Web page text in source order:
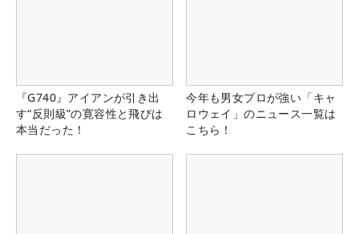
『G740』アイアンが引き出
す“反則級”の寛容性と飛びは
本当だった！
今年も男女プロが強い「キャ
ロウェイ」のニュース一覧は
こちら！